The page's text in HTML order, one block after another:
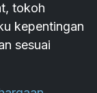
tokoh
kepentingan
sesuai